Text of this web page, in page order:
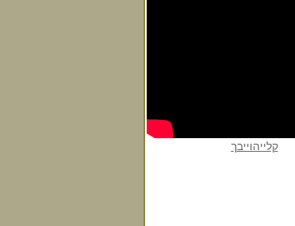
קלייהוייבך